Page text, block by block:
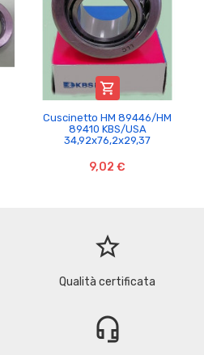

Cuscinetto HM 89446/HM
89410 KBS/USA
34,92x76,2x29,37
9,02 €
star_border
Qualità certificata
headset_mic